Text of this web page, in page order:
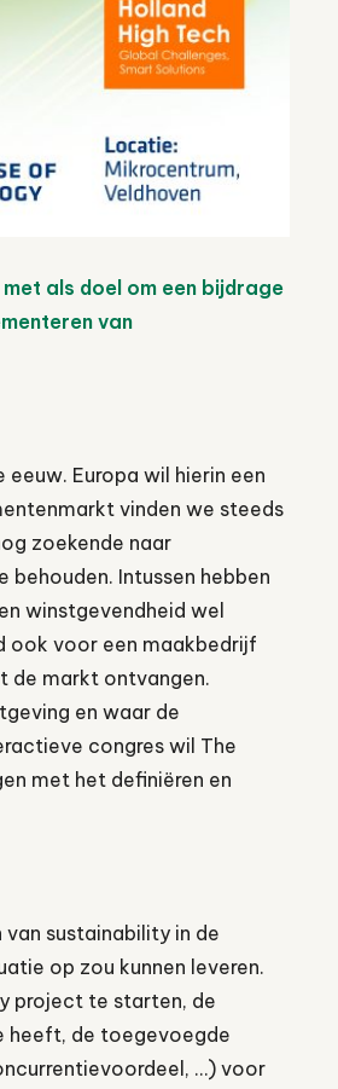
als doel om een bijdrage
van
eeuw. Europa wil hierin een
vinden we steeds
zoekende naar
Intussen hebben
winstgevendheid wel
ook voor een maakbedrijf
de markt ontvangen.
en waar de
congres wil The
met het definiëren en
sustainability in de
op zou kunnen leveren.
project te starten, de
heeft, de toegevoegde
…) voor